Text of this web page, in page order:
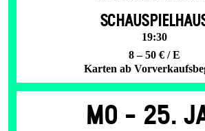
19:30
8 – 50 € / E
Karten ab
Mo - 25.